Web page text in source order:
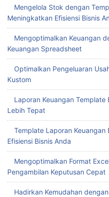
Mengelola Stok dengan
Meningkatkan Efisiensi Bisnis
Mengoptimalkan Keuangan
Keuangan Spreadsheet
Optimalkan Pengeluaran
Kustom
Laporan Keuangan Template
Lebih Tepat
Template Laporan
Efisiensi Bisnis Anda
Mengoptimalkan Format
Pengambilan Keputusan Cepat
Hadirkan Kemudahan